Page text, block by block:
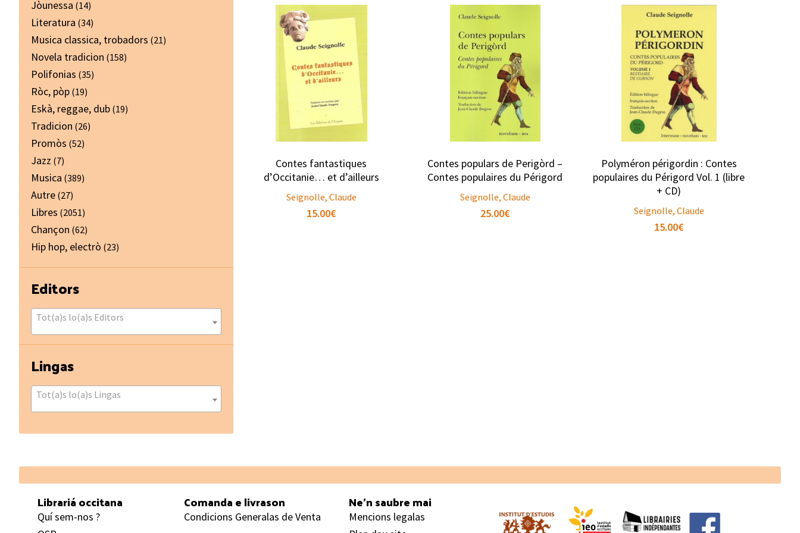
Contes fantastiques
d’Occitanie… et d’ailleurs
Seignolle, Claude
15.00€
Contes populars de Perigòrd –
Contes populaires du Périgord
Seignolle, Claude
25.00€
Polyméron périgordin : Contes
populaires du Périgord Vol. 1 (libre
+ CD)
Seignolle, Claude
15.00€
Jòunessa (14)
Literatura (34)
Musica classica, trobadors (21)
Novela tradicion (158)
Polifonias (35)
Ròc, pòp (19)
Eskà, reggae, dub (19)
Tradicion (26)
Promòs (52)
Jazz (7)
Musica (389)
Autre (27)
Libres (2051)
Chançon (62)
Hip hop, electrò (23)
Editors
Tot(a)s lo(a)s Editors
Lingas
Tot(a)s lo(a)s Lingas
Footer
Librariá occitana
Quí sem-nos ?
Comanda e livrason
Condicions Generalas de Venta
Ne’n saubre mai
Mencions legalas